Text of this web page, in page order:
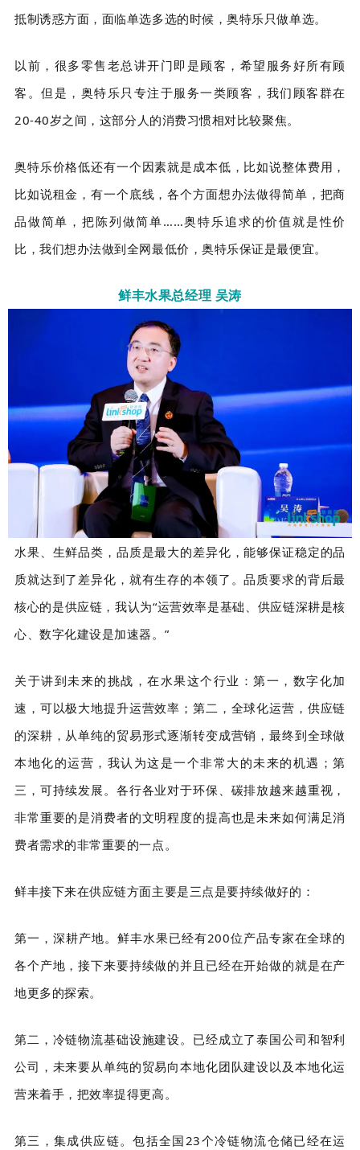
抵制诱惑方面，面临单选多选的时候，奥特乐只做单选。
以前，很多零售老总讲开门即是顾客，希望服务好所有顾
客。但是，奥特乐只专注于服务一类顾客，我们顾客群在
20-40岁之间，这部分人的消费习惯相对比较聚焦。
奥特乐价格低还有一个因素就是成本低，比如说整体费用，
比如说租金，有一个底线，各个方面想办法做得简单，把商
品做简单，把陈列做简单……奥特乐追求的价值就是性价
比，我们想办法做到全网最低价，奥特乐保证是最便宜。
鲜丰水果总经理 吴涛
水果、生鲜品类，品质是最大的差异化，能够保证稳定的品
质就达到了差异化，就有生存的本领了。品质要求的背后最
核心的是供应链，我认为“运营效率是基础、供应链深耕是核
心、数字化建设是加速器。”
关于讲到未来的挑战，在水果这个行业：第一，数字化加
速，可以极大地提升运营效率；第二，全球化运营，供应链
的深耕，从单纯的贸易形式逐渐转变成营销，最终到全球做
本地化的运营，我认为这是一个非常大的未来的机遇；第
三，可持续发展。各行各业对于环保、碳排放越来越重视，
非常重要的是消费者的文明程度的提高也是未来如何满足消
费者需求的非常重要的一点。
鲜丰接下来在供应链方面主要是三点是要持续做好的：
第一，深耕产地。鲜丰水果已经有200位产品专家在全球的
各个产地，接下来要持续做的并且已经在开始做的就是在产
地更多的探索。
第二，冷链物流基础设施建设。已经成立了泰国公司和智利
公司，未来要从单纯的贸易向本地化团队建设以及本地化运
营来着手，把效率提得更高。
第三，集成供应链。包括全国23个冷链物流仓储已经在运